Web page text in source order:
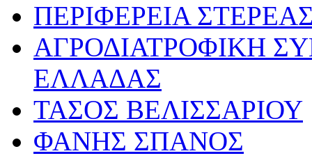
ΠΕΡΙΦΕΡΕΙΑ
ΑΓΡΟΔΙΑΤΡΟΦΙΚΗ
ΕΛΛΑΔΑΣ
ΤΑΣΟΣ ΒΕΛΙΣΣΑΡΙΟΥ
ΦΑΝΗΣ ΣΠΑΝΟΣ